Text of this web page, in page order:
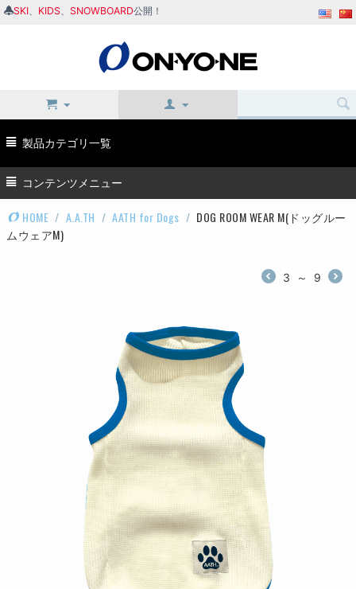
SKI KIDS SNOWBOARD公開！
製品カテゴリ一覧
コンテンツメニュー
HOME / A.A.TH / AATH for Dogs / DOG ROOM WEAR M(ドッグルー
ムウェアM)
3 ～ 9